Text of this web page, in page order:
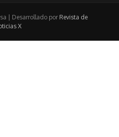
| Desarrollado por Revista de
X